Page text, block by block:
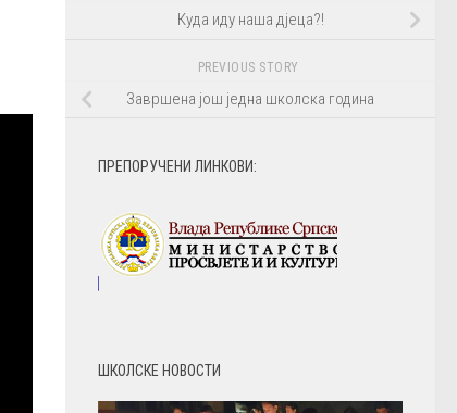
Куда иду наша дјеца?!
PREVIOUS STORY
Завршена још једна школска година
ПРЕПОРУЧЕНИ ЛИНКОВИ:
ШКОЛСКЕ НОВОСТИ